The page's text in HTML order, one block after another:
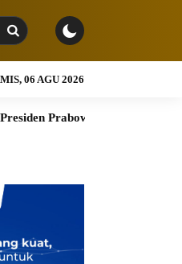
06 AGU 2026
Tinjau Hilirisasi